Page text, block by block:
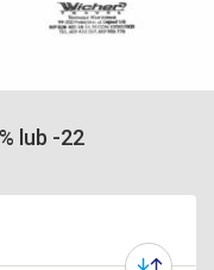
lub -22